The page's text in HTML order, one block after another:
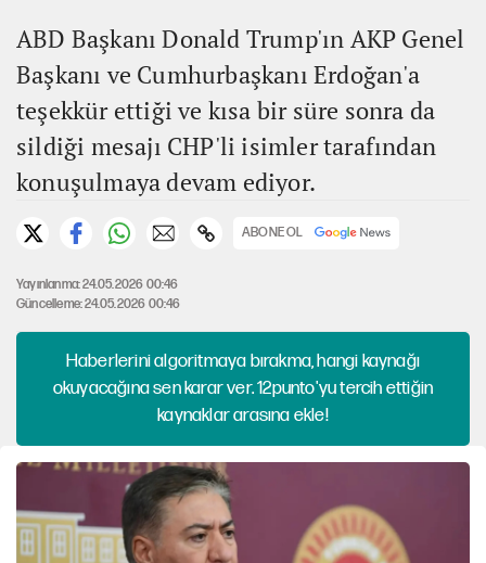
ABD Başkanı Donald Trump'ın AKP Genel
Başkanı ve Cumhurbaşkanı Erdoğan'a
teşekkür ettiği ve kısa bir süre sonra da
sildiği mesajı CHP'li isimler tarafından
konuşulmaya devam ediyor.
ABONE OL
Yayınlanma: 24.05.2026 00:46
Güncelleme: 24.05.2026 00:46
Haberlerini algoritmaya bırakma, hangi kaynağı
okuyacağına sen karar ver. 12punto'yu tercih ettiğin
kaynaklar arasına ekle!